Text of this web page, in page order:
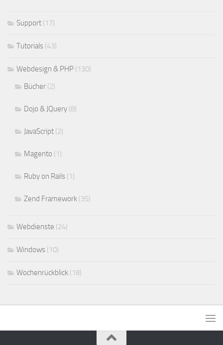
Support (17)
Tutorials (43)
Webdesign & PHP (130)
Bücher (2)
Dojo & JQuery (8)
JavaScript (2)
Magento (1)
Ruby on Rails (1)
Zend Framework (35)
Webdienste (24)
Windows (10)
Wochenrückblick (18)